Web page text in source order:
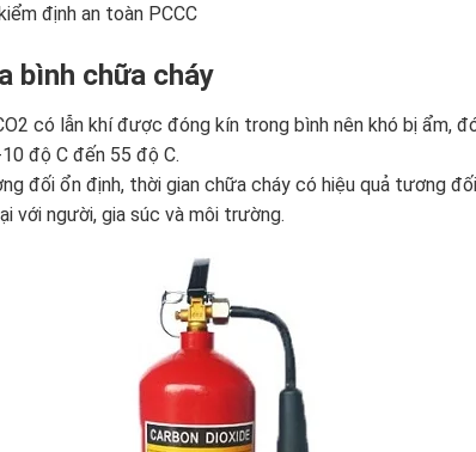
định an toàn PCCC
bình chữa cháy
có lẫn khí được đóng kín trong bình nên khó bị ẩm,
độ C đến 55 độ C.
đối ổn định, thời gian chữa cháy có hiệu quả tương
với người, gia súc và môi trường.